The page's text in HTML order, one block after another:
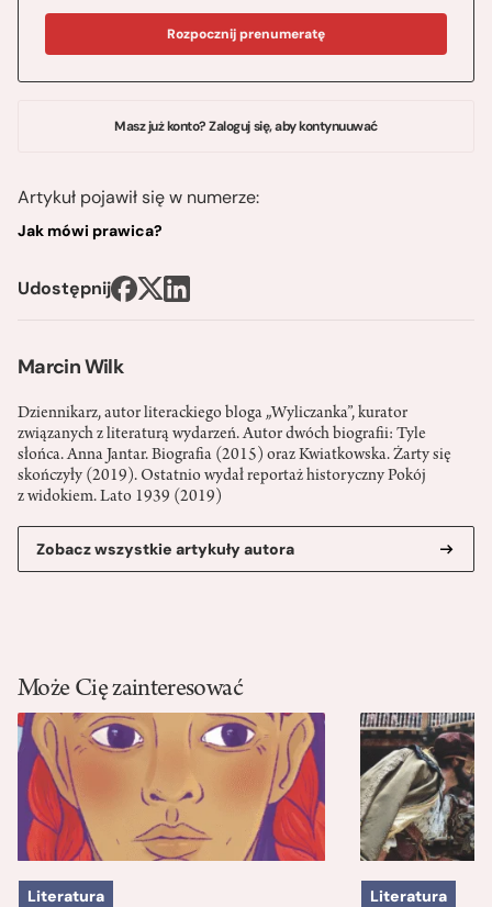
Marcin Wilk
Dziennikarz, autor literackiego bloga „Wyliczanka”, kurator
związanych z literaturą wydarzeń. Autor dwóch biografii: Tyle
słońca. Anna Jantar. Biografia (2015) oraz Kwiatkowska. Żarty się
skończyły (2019). Ostatnio wydał reportaż historyczny Pokój
z widokiem. Lato 1939 (2019)
Zobacz wszystkie artykuły autora
Rozpocznij prenumeratę
Masz już konto? Zaloguj się, aby kontynuuwać
Artykuł pojawił się w numerze:
Jak mówi prawica?
Udostępnij
Może Cię zainteresować
Literatura Literatura